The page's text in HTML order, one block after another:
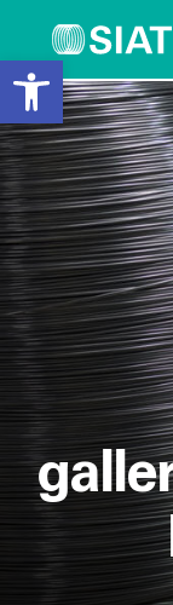
Open toolbar
Weiter